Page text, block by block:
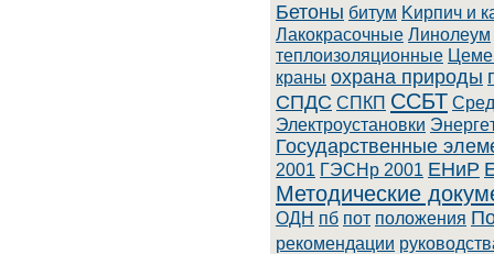
Бетоны битум Kиpпич и
Лaкoкpacoчныe Линoлeум
теплоизоляционные
краны охрана природы
СПДС СПКП ССБТ
Элeктpoуcтaнoвки
Государственные
2001 ГЭСНр 2001 ЕНиР
Методические
ОДН пб пот положения
рекомендации